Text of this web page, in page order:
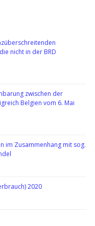
nicht in der BRD
zwischen der
Belgien vom 6. Mai
im Zusammenhang mit sog.
2020